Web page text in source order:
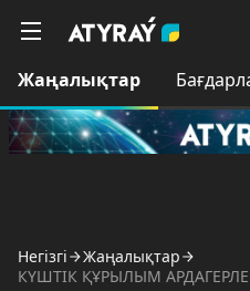
Жаңалықтар
Негізгі
Жаңалықтар
КҮШТІК ҚҰРЫЛЫМ